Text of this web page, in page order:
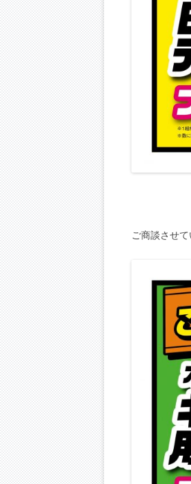
ご商談させ